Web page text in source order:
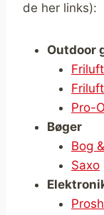
de her links):
Outdoor
Pro-
Bøger
Bog
Saxo